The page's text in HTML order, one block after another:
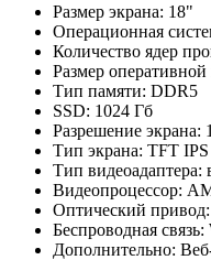
Размер экрана: 18"
Операционная
Количество ядер
Размер оперативной
Тип памяти: DDR5
SSD: 1024 Гб
Разрешение экрана:
Тип экрана: TFT IPS
Тип видеоадаптера:
Видеопроцессор:
Оптический привод:
Беспроводная связь:
Дополнительно: